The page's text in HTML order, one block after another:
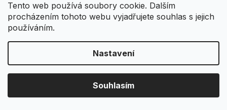
Tento web používá soubory cookie. Dalším
procházením tohoto webu vyjadřujete souhlas s jejich
používáním.
Nastavení
Souhlasím
ideální pro interiér.
Architektonické obklady: moderní
velkoformátové řešení s výrazným designem.
Díky přesné výrobě obklady věrně imitují přírodní
materiály a zároveň nabízejí vyšší komfort při
vůči běžnému provozu a dostupné v mnoha